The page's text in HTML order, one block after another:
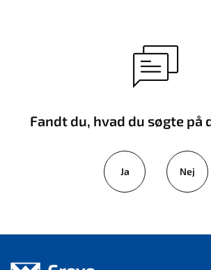
Fandt du, hvad du søgte på
Ja Nej